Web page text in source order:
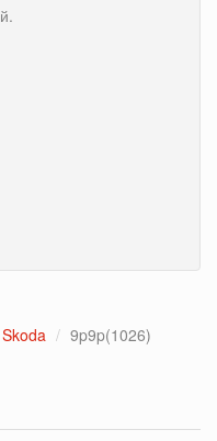
Skoda 9p9p(1026)